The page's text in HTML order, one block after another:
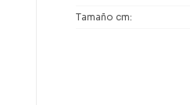
Tamaño cm